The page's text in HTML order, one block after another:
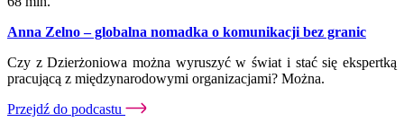
Anna Zelno – globalna nomadka o komunikacji bez granic
Czy z Dzierżoniowa można wyruszyć w świat i stać się ekspertką
pracującą z międzynarodowymi organizacjami? Można.
Przejdź do podcastu